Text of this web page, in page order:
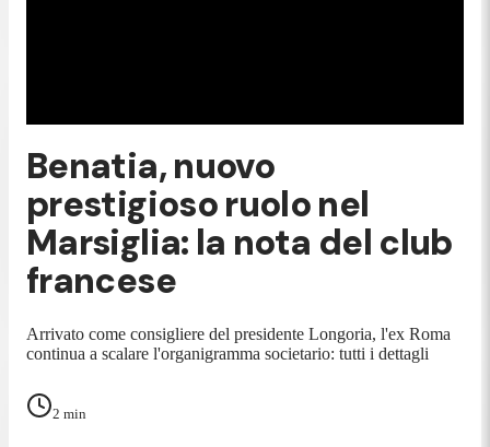
Benatia, nuovo
prestigioso ruolo nel
Marsiglia: la nota del club
francese
Arrivato come consigliere del presidente Longoria, l'ex Roma
continua a scalare l'organigramma societario: tutti i dettagli
2 min